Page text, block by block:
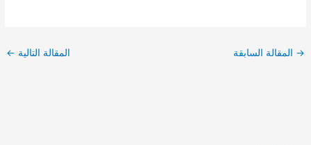
→ المقالة السابقة المقالة التالية ←